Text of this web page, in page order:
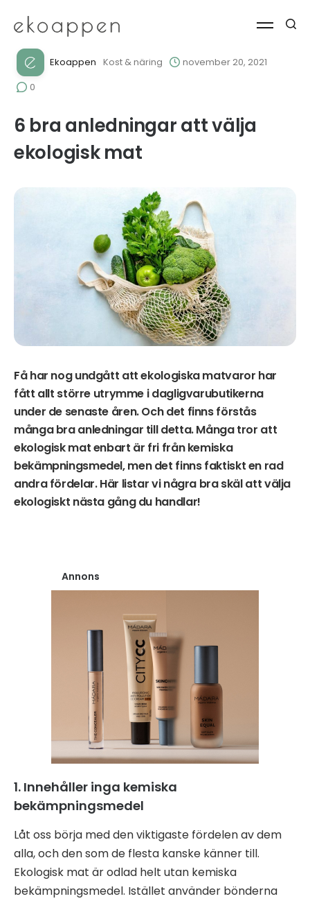
Ekoappen Kost & näring
november 20, 2021
0
6 bra anledningar att välja
ekologisk mat
Få har nog undgått att ekologiska matvaror har
fått allt större utrymme i dagligvarubutikerna
under de senaste åren. Och det finns förstås
många bra anledningar till detta. Många tror att
ekologisk mat enbart är fri från kemiska
bekämpningsmedel, men det finns faktiskt en rad
andra fördelar. Här listar vi några bra skäl att välja
ekologiskt nästa gång du handlar!
Annons
1. Innehåller inga kemiska
bekämpningsmedel
Låt oss börja med den viktigaste fördelen av dem
alla, och den som de flesta kanske känner till.
Ekologisk mat är odlad helt utan kemiska
bekämpningsmedel. Istället använder bönderna